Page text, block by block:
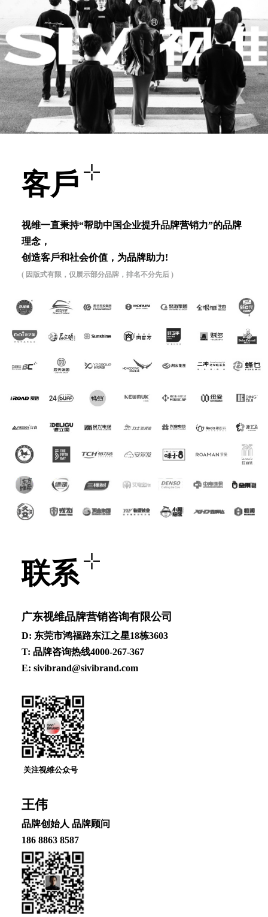
客⼾
视维⼀直秉持“帮助中国企业提升品牌营销⼒”的品牌
理念，
创造客⼾和社会价值，为品牌助⼒!
( 因版式有限，仅展示部分品牌，排名不分先后 )
联系
⼴东视维品牌营销咨询有限公司
D: 东莞市鸿福路东江之星18栋3603
T: 品牌咨询热线4000-267-367
E: sivibrand@sivibrand.com
关注视维公众号
王伟
品牌创始⼈ 品牌顾问
186 8863 8587